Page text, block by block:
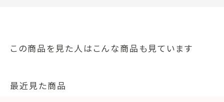
この商品を見た人はこんな商品も見ています
最近見た商品